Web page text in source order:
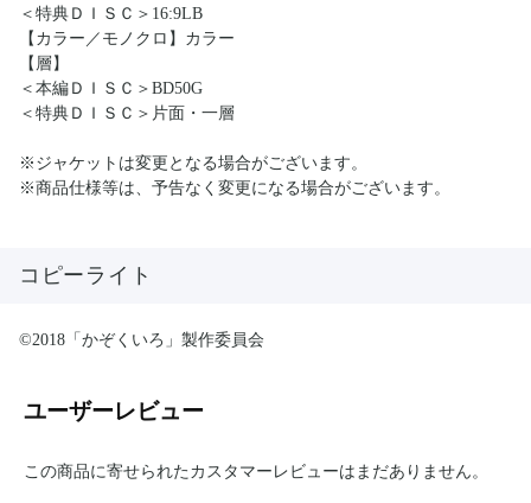
＜特典ＤＩＳＣ＞16:9LB
【カラー／モノクロ】カラー
【層】
＜本編ＤＩＳＣ＞BD50G
＜特典ＤＩＳＣ＞片面・一層
※ジャケットは変更となる場合がございます。
※商品仕様等は、予告なく変更になる場合がございます。
コピーライト
©2018「かぞくいろ」製作委員会
ユーザーレビュー
この商品に寄せられたカスタマーレビューはまだありません。